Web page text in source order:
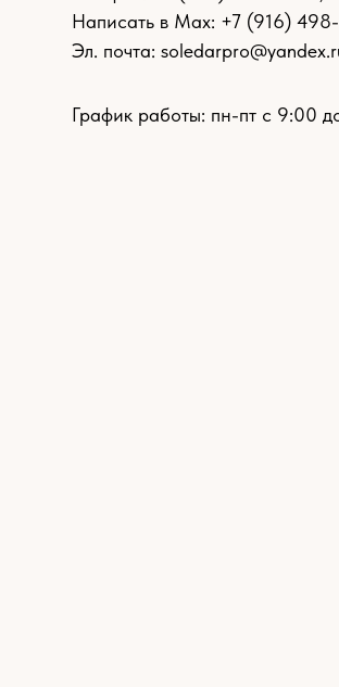
Написать в Max: +7 (916)
Эл. почта:
График работы: пн-пт с 9:00